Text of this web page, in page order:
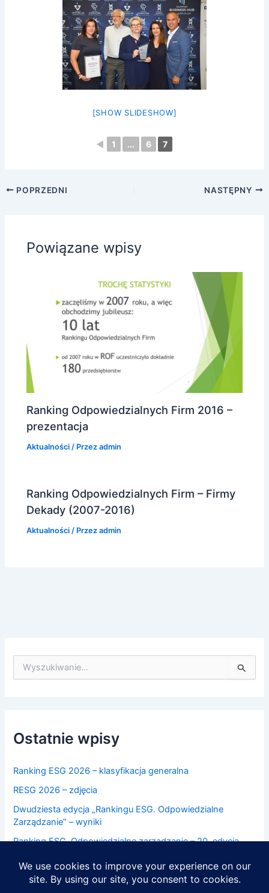
[SHOW SLIDESHOW]
◄ 1 ... 6 7
POPRZEDNI NASTĘPNY
Powiązane wpisy
Ranking Odpowiedzialnych Firm 2016 –
prezentacja
Aktualności / Przezadmin
Ranking Odpowiedzialnych Firm – Firmy
Dekady (2007-2016)
Aktualności / Przezadmin
d
l
:
Ostatnie wpisy
Ranking ESG 2026 – klasyfikacja generalna
RESG 2026 – zdjęcia
Dwudziesta edycja „Rankingu ESG. Odpowiedzialne
Zarządzanie” – wyniki
Ranking ESG. Odpowiedzialne zarządzanie – 20. edycja
Ranking ESG 2025 – klasyfikacja generalna